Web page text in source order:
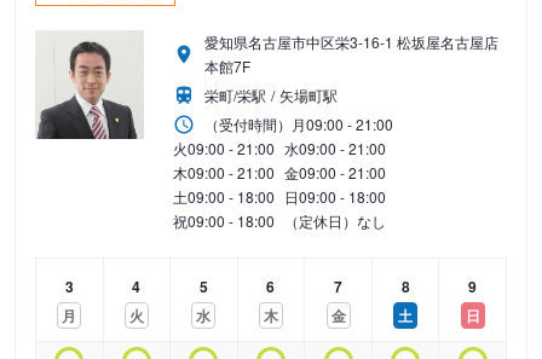
愛知県名古屋市中区栄3-16-1 松坂屋名古屋店
本館7F
栄町/栄駅
矢場町駅
（受付時間） 月09:00 - 21:00
火09:00 - 21:00 水09:00 - 21:00
木09:00 - 21:00 金09:00 - 21:00
土09:00 - 18:00 日09:00 - 18:00
祝09:00 - 18:00 （定休日）なし
3
月
4
火
5
水
6
木
7
金
8
土
9
日